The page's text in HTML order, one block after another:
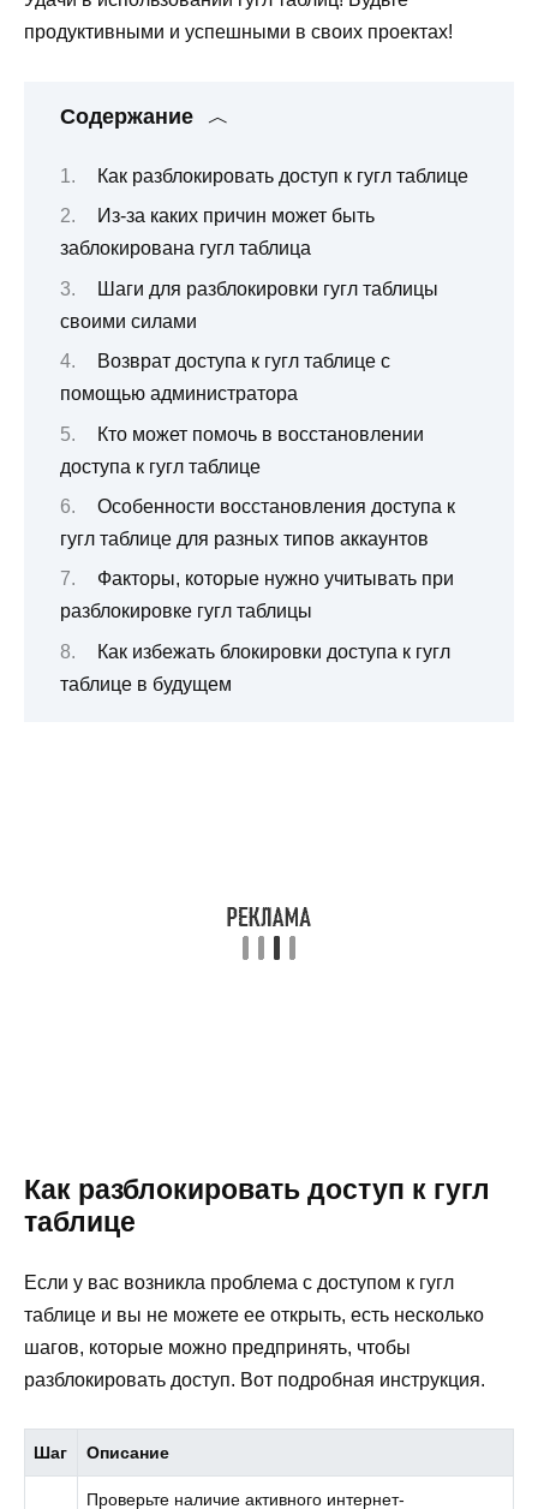
продуктивными и успешными в своих проектах!
Содержание
Как разблокировать доступ к гугл таблице
Из-за каких причин может быть
заблокирована гугл таблица
Шаги для разблокировки гугл таблицы
своими силами
Возврат доступа к гугл таблице с
помощью администратора
Кто может помочь в восстановлении
доступа к гугл таблице
Особенности восстановления доступа к
гугл таблице для разных типов аккаунтов
Факторы, которые нужно учитывать при
разблокировке гугл таблицы
Как избежать блокировки доступа к гугл
таблице в будущем
Как разблокировать доступ к гугл
таблице
Если у вас возникла проблема с доступом к гугл
таблице и вы не можете ее открыть, есть несколько
шагов, которые можно предпринять, чтобы
разблокировать доступ. Вот подробная инструкция.
Шаг Описание
Проверьте наличие активного интернет-